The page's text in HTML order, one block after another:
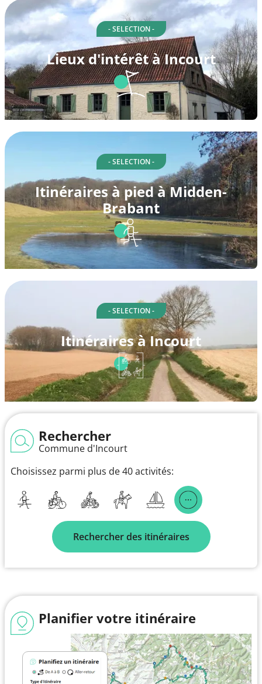
- SELECTION -
Lieux d'intérêt à Incourt
- SELECTION -
Itinéraires à pied à Midden-
Brabant
- SELECTION -
Itinéraires à Incourt
Rechercher
Commune d'Incourt
Choisissez parmi plus de 40 activités:
Rechercher des itinéraires
Planifier votre itinéraire